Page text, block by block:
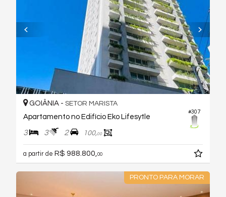
#307
GOIÂNIA - SETOR MARISTA
Apartamento no Edifício Eko Lifesytle
3 3 2 100,00
a partir de R$ 988.800, 00
PRONTO PARA MORAR